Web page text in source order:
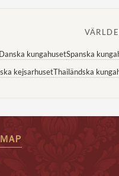
kungahusetSpanska
kejsarhusetThailändska